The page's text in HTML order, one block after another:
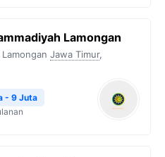
Lamongan
Jawa Timur,
- 9 Juta